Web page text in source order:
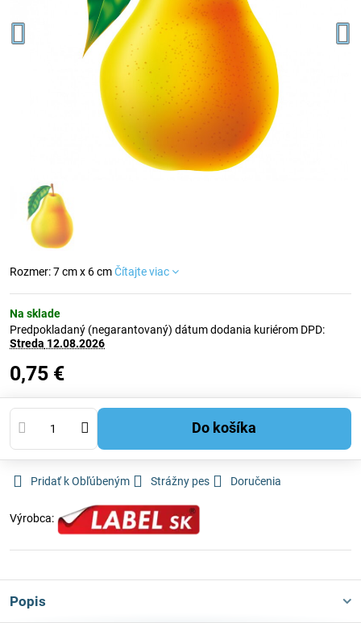
Rozmer: 7 cm x 6 cmČítajte viac
Na sklade
Predpokladaný (negarantovaný) dátum dodania kuriérom DPD:
Streda 12.08.2026
0,75 €
Do košíka
Pridať k Obľúbeným Strážny pes Doručenia
Výrobca:
Popis